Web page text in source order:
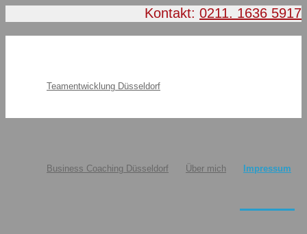
Kontakt: 0211. 1636 5917
Teamentwicklung Düsseldorf
Business Coaching Düsseldorf Über mich Impressum